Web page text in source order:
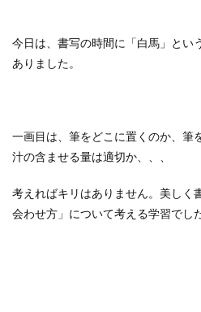
今日は、書写の時間に「白馬」とい
ありました。
一画目は、筆をどこに置くのか、筆
汁の含ませる量は適切か、、、
考えればキリはありません。美しく
会わせ方」について考える学習でした